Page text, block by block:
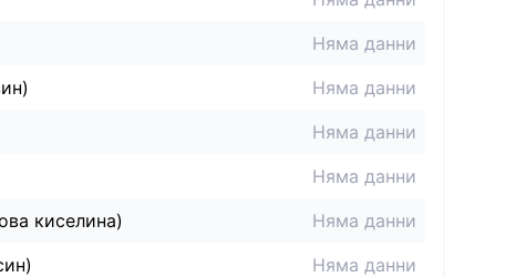
Няма данни
Няма данни
Няма данни
Няма данни
киселина)
Няма данни
Няма данни